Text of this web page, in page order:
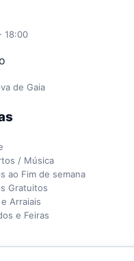
18:00
de Gaia
/ Música
ao Fim de semana
Gratuitos
Arraiais
e Feiras